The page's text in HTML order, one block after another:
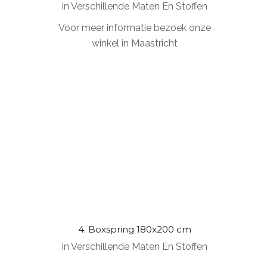
In Verschillende Maten En Stoffen
Voor meer informatie bezoek onze
winkel in Maastricht
4. Boxspring 180x200 cm
In Verschillende Maten En Stoffen